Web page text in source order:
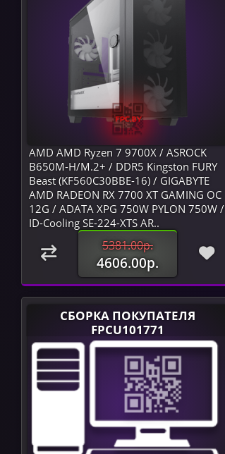
AMD AMD Ryzen 7 9700X / ASROCK
B650M-H/M.2+ / DDR5 Kingston FURY
Beast (KF560C30BBE-16) / GIGABYTE
AMD RADEON RX 7700 XT GAMING OC
12G / ADATA XPG 750W PYLON 750W /
ID-Cooling SE-224-XTS AR..
5381.00р.
4606.00р.
СБОРКА ПОКУПАТЕЛЯ
FPCU101771